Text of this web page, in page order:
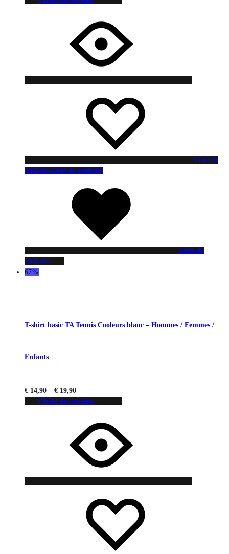
Liste de
souhaits Liste de souhaits
Liste de
souhaits
67%
T-shirt basic TA Tennis Cooleurs blanc – Hommes / Femmes /
Enfants
€ 14,90 – € 19,90
Choix des options